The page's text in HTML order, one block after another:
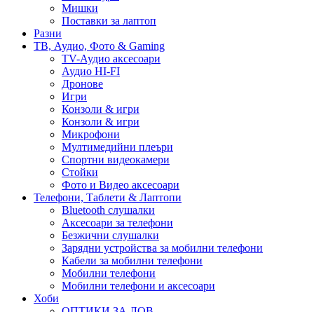
Мишки
Поставки за лаптоп
Разни
ТВ, Аудио, Фото & Gaming
TV-Аудио аксесоари
Аудио HI-FI
Дронове
Игри
Конзоли & игри
Конзоли & игри
Микрофони
Мултимедийни плеъри
Спортни видеокамери
Стойки
Фото и Видео аксесоари
Телефони, Таблети & Лаптопи
Bluetooth слушалки
Аксесоари за телефони
Безжични слушалки
Зарядни устройства за мобилни телефони
Кабели за мобилни телефони
Мобилни телефони
Мобилни телефони и аксесоари
Хоби